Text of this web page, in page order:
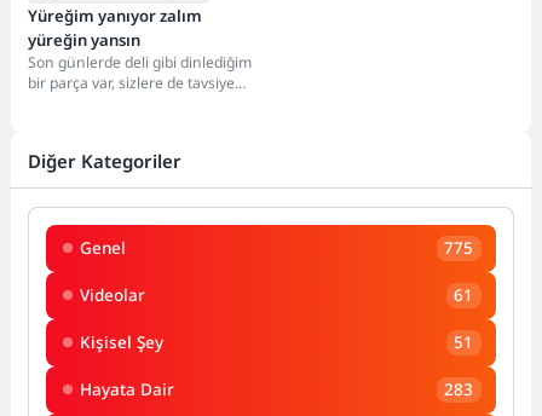
Yüreğim yanıyor zalım
yüreğin yansın
Son günlerde deli gibi dinlediğim
bir parça var, sizlere de tavsiye
Diğer Kategoriler
Genel 775
Videolar 61
Kişisel Şey 51
Hayata Dair 283